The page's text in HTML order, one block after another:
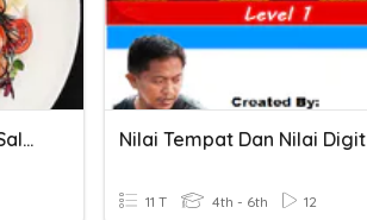
Menyajikan Appetizer Dan Salad Nilai Tempat Dan Nilai Digit
11 T 4th - 6th 12